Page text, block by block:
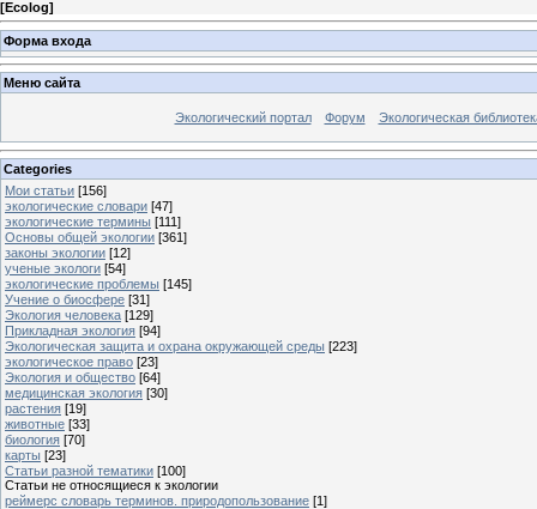
[Ecolog]
Форма входа
Меню сайта
Экологический портал Форум Экологическая
Categories
Мои статьи [156]
экологические словари [47]
экологические термины [111]
Основы общей экологии [361]
законы экологии [12]
ученые экологи [54]
экологические проблемы [145]
Учение о биосфере [31]
Экология человека [129]
Прикладная экология [94]
Экологическая защита и охрана окружающей среды [223]
экологическое право [23]
Экология и общество [64]
медицинская экология [30]
растения [19]
животные [33]
биология [70]
карты [23]
Статьи разной тематики [100]
Статьи не относящиеся к экологии
реймерс словарь терминов. природопользование [1]